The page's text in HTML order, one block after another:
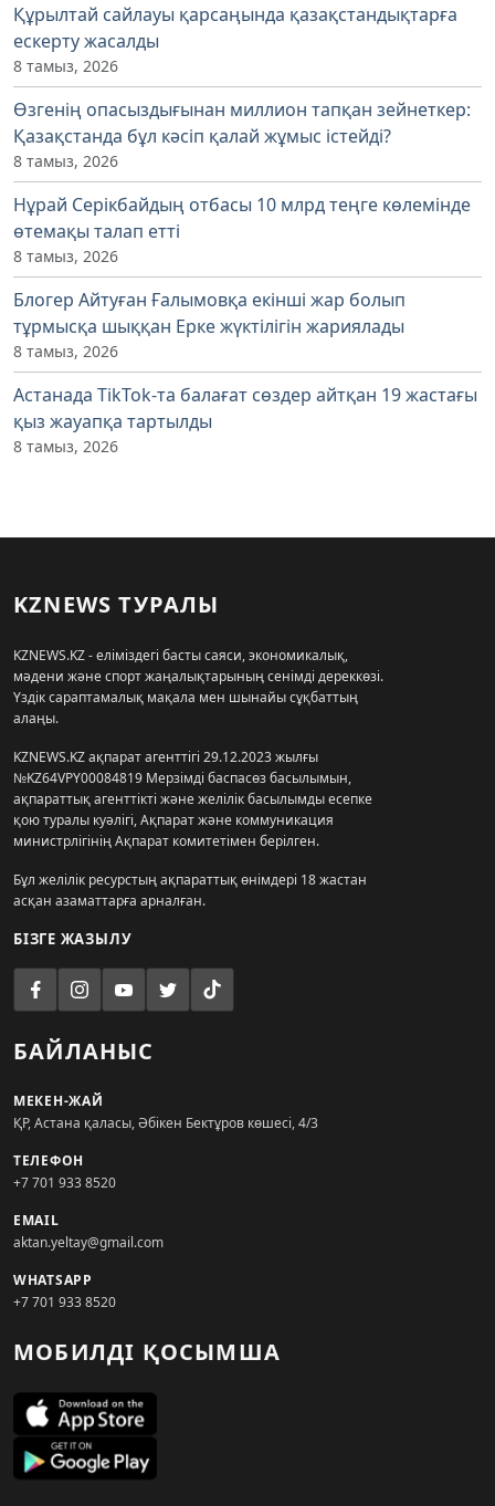
Құрылтай сайлауы қарсаңында қазақстандықтарға
ескерту жасалды
8 тамыз, 2026
Өзгенің опасыздығынан миллион тапқан зейнеткер:
Қазақстанда бұл кәсіп қалай жұмыс істейді?
8 тамыз, 2026
Нұрай Серікбайдың отбасы 10 млрд теңге көлемінде
өтемақы талап етті
8 тамыз, 2026
Блогер Айтуған Ғалымовқа екінші жар болып
тұрмысқа шыққан Ерке жүктілігін жариялады
8 тамыз, 2026
Астанада TikTok-та балағат сөздер айтқан 19 жастағы
қыз жауапқа тартылды
8 тамыз, 2026
KZNEWS ТУРАЛЫ
KZNEWS.KZ - еліміздегі басты саяси, экономикалық,
мәдени және спорт жаңалықтарының сенімді дереккөзі.
Үздік сараптамалық мақала мен шынайы сұқбаттың
алаңы.
KZNEWS.KZ ақпарат агенттігі 29.12.2023 жылғы
№KZ64VPY00084819 Мерзімді баспасөз басылымын,
ақпараттық агенттікті және желілік басылымды есепке
қою туралы куәлігі, Ақпарат және коммуникация
министрлігінің Ақпарат комитетімен берілген.
Бұл желілік ресурстың ақпараттық өнімдері 18 жастан
асқан азаматтарға арналған.
БІЗГЕ ЖАЗЫЛУ
БАЙЛАНЫС
МЕКЕН-ЖАЙ
ҚР, Астана қаласы, Әбікен Бектұров көшесі, 4/3
ТЕЛЕФОН
+7 701 933 8520
EMAIL
aktan.yeltay@gmail.com
WHATSAPP
+7 701 933 8520
МОБИЛДІ ҚОСЫМША